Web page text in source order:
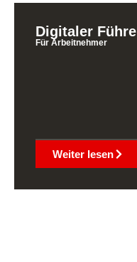
Digitaler
Für Arbeitnehmer
Weiter lesen